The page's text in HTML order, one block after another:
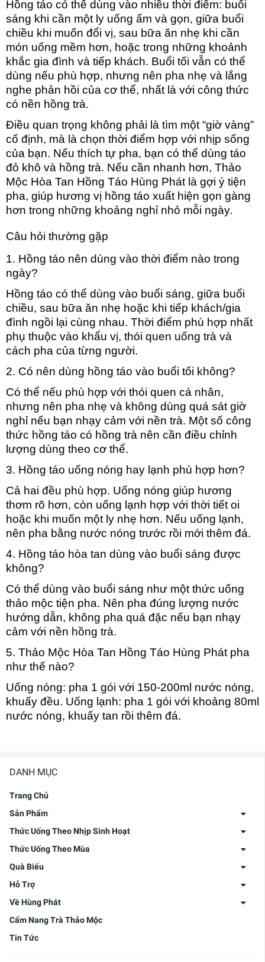
DANH MỤC
Trang Chủ
Sản Phẩm
Thức Uống Theo Nhịp Sinh Hoạt
Thức Uống Theo Mùa
Quà Biếu
Hỗ Trợ
Về Hùng Phát
Cẩm Nang Trà Thảo Mộc
Tin Tức
Hồng táo có thể dùng vào nhiều thời điểm: buổi
sáng khi cần một ly uống ấm và gọn, giữa buổi
chiều khi muốn đổi vị, sau bữa ăn nhẹ khi cần
món uống mềm hơn, hoặc trong những khoảnh
khắc gia đình và tiếp khách. Buổi tối vẫn có thể
dùng nếu phù hợp, nhưng nên pha nhẹ và lắng
nghe phản hồi của cơ thể, nhất là với công thức
có nền hồng trà.
Điều quan trọng không phải là tìm một “giờ vàng”
cố định, mà là chọn thời điểm hợp với nhịp sống
của bạn. Nếu thích tự pha, bạn có thể dùng táo
đỏ khô và hồng trà. Nếu cần nhanh hơn, Thảo
Mộc Hòa Tan Hồng Táo Hùng Phát là gợi ý tiện
pha, giúp hương vị hồng táo xuất hiện gọn gàng
hơn trong những khoảng nghỉ nhỏ mỗi ngày.
Câu hỏi thường gặp
1. Hồng táo nên dùng vào thời điểm nào trong
ngày?
Hồng táo có thể dùng vào buổi sáng, giữa buổi
chiều, sau bữa ăn nhẹ hoặc khi tiếp khách/gia
đình ngồi lại cùng nhau. Thời điểm phù hợp nhất
phụ thuộc vào khẩu vị, thói quen uống trà và
cách pha của từng người.
2. Có nên dùng hồng táo vào buổi tối không?
Có thể nếu phù hợp với thói quen cá nhân,
nhưng nên pha nhẹ và không dùng quá sát giờ
nghỉ nếu bạn nhạy cảm với nền trà. Một số công
thức hồng táo có hồng trà nên cần điều chỉnh
lượng dùng theo cơ thể.
3. Hồng táo uống nóng hay lạnh phù hợp hơn?
Cả hai đều phù hợp. Uống nóng giúp hương
thơm rõ hơn, còn uống lạnh hợp với thời tiết oi
hoặc khi muốn một ly nhẹ hơn. Nếu uống lạnh,
nên pha bằng nước nóng trước rồi mới thêm đá.
4. Hồng táo hòa tan dùng vào buổi sáng được
không?
Có thể dùng vào buổi sáng như một thức uống
thảo mộc tiện pha. Nên pha đúng lượng nước
hướng dẫn, không pha quá đặc nếu bạn nhạy
cảm với nền hồng trà.
5. Thảo Mộc Hòa Tan Hồng Táo Hùng Phát pha
như thế nào?
Uống nóng: pha 1 gói với 150-200ml nước nóng,
khuấy đều. Uống lạnh: pha 1 gói với khoảng 80ml
nước nóng, khuấy tan rồi thêm đá.